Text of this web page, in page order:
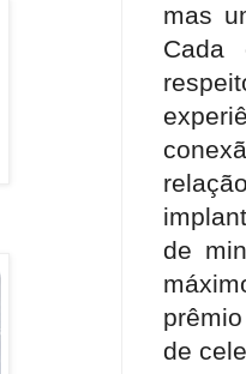
mas
Cada
de
de